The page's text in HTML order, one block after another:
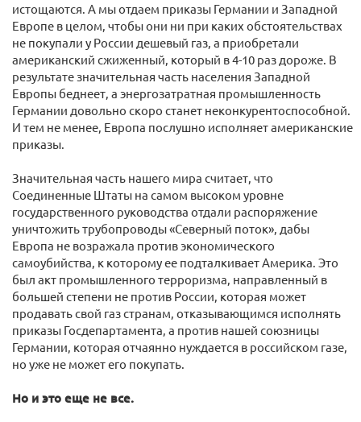
истощаются. А мы отдаем приказы Германии и Западной
Европе в целом, чтобы они ни при каких обстоятельствах
не покупали у России дешевый газ, а приобретали
американский сжиженный, который в 4-10 раз дороже. В
результате значительная часть населения Западной
Европы беднеет, а энергозатратная промышленность
Германии довольно скоро станет неконкурентоспособной.
И тем не менее, Европа послушно исполняет американские
приказы.
Значительная часть нашего мира считает, что
Соединенные Штаты на самом высоком уровне
государственного руководства отдали распоряжение
уничтожить трубопроводы «Северный поток», дабы
Европа не возражала против экономического
самоубийства, к которому ее подталкивает Америка. Это
был акт промышленного терроризма, направленный в
большей степени не против России, которая может
продавать свой газ странам, отказывающимся исполнять
приказы Госдепартамента, а против нашей союзницы
Германии, которая отчаянно нуждается в российском газе,
но уже не может его покупать.
Но и это еще не все.